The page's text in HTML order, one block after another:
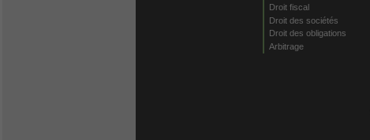
Droit fiscal
Droit des sociétés
Droit des obligations
Arbitrage